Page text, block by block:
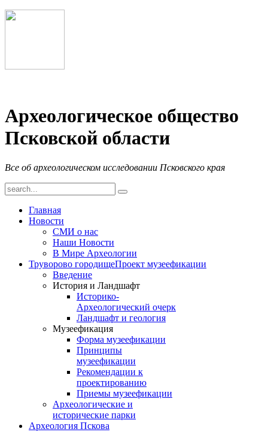
Археологическое общество
Псковской области
Все об археологическом исследовании Псковского края
Главная
Новости
СМИ о нас
Наши Новости
В Мире Археологии
Труворово городищеПроект музеефикации
Введение
История и Ландшафт
Историко-
Археологический очерк
Ландшафт и геология
Музеефикация
Форма музеефикации
Принципы
музеефикации
Рекомендации к
проектированию
Приемы музеефикации
Археологические и
исторические парки
Археология Пскова